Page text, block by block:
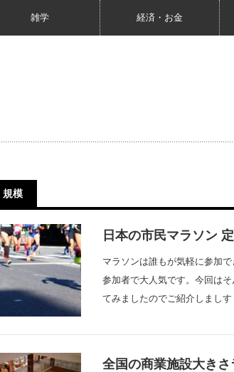
雑学 経済・お金
規模
日本の市民マラソン
マラソンは誰もが気軽に参加
参加者で大人気です。今回は
てみましたのでご紹介しまし
全国の商業施設大き